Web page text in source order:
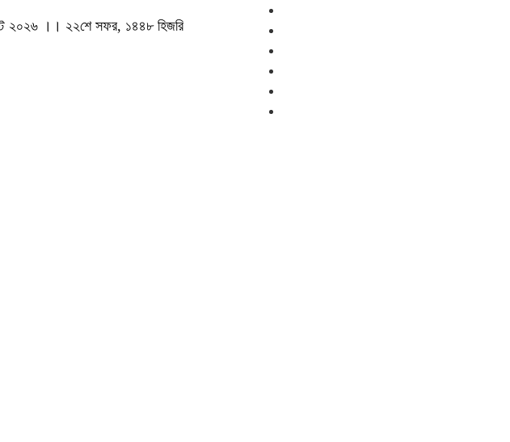
২০২৬ ।। ২২শে সফর, ১৪৪৮ হিজরি